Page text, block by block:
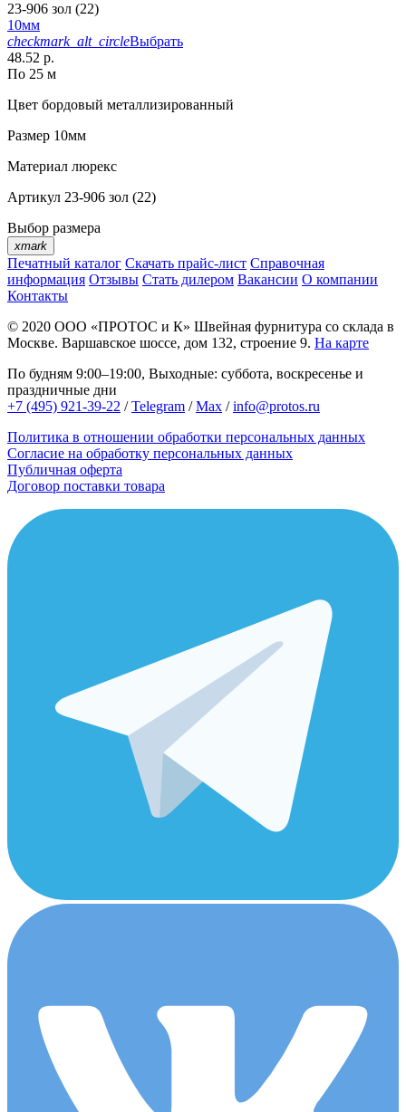
23-906 зол (22)
10мм
checkmark_alt_circleВыбрать
48.52 р.
По 25 м
Цвет бордовый металлизированный
Размер 10мм
Материал люрекс
Артикул 23-906 зол (22)
Выбор размера
xmark
Печатный каталог Скачать прайс-лист Справочная
информация Отзывы Стать дилером Вакансии О компании
Контакты
© 2020 ООО «ПРОТОС и К» Швейная фурнитура со склада в
Москве. Варшавское шоссе, дом 132, строение 9. На карте
По будням 9:00–19:00, Выходные: суббота, воскресенье и
праздничные дни
+7 (495) 921-39-22 /Telegram /Max /info@protos.ru
Политика в отношении обработки персональных данных
Согласие на обработку персональных данных
Публичная оферта
Договор поставки товара